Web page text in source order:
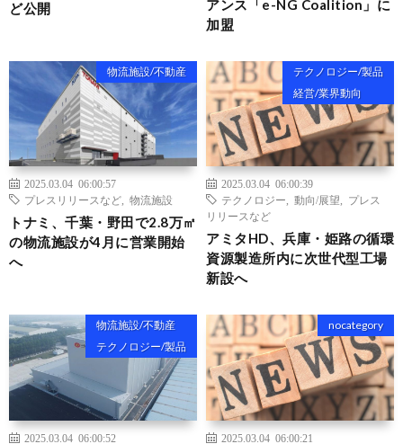
ど公開
アンス「e-NG Coalition」に
加盟
物流施設/不動産
2025.03.04 06:00:57
プレスリリースなど
物流施設
トナミ、千葉・野田で2.8万㎡
の物流施設が4月に営業開始
へ
テクノロジー/製品
経営/業界動向
2025.03.04 06:00:39
テクノロジー
動向/展望
プレス
リリースなど
アミタHD、兵庫・姫路の循環
資源製造所内に次世代型工場
新設へ
物流施設/不動産
テクノロジー/製品
2025.03.04 06:00:52
nocategory
2025.03.04 06:00:21